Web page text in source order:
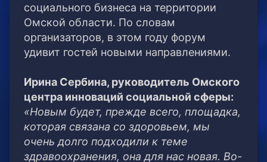
социального бизнеса на территории
Омской области. По словам
организаторов, в этом году форум
удивит гостей новыми направлениями.
Ирина Сербина, руководитель Омского
центра инноваций социальной сферы:
«Новым будет, прежде всего, площадка,
которая связана со здоровьем, мы
очень долго подходили к теме
здравоохранения, она для нас новая. Во-